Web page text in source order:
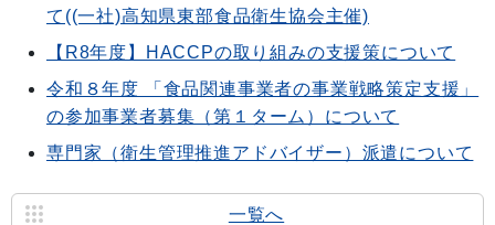
て((一社)高知県東部食品衛生協会主催)
【R8年度】HACCPの取り組みの支援策について
令和８年度 「食品関連事業者の事業戦略策定支援」
の参加事業者募集（第１ターム）について
専門家（衛生管理推進アドバイザー）派遣について
一覧へ